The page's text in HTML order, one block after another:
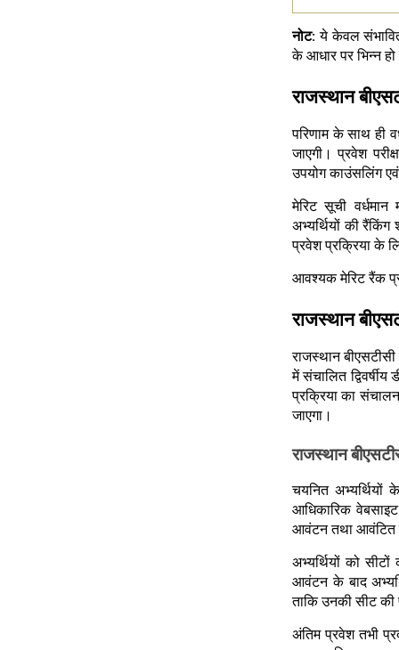
नोट: ये केवल
के आधार पर भिन्न
राजस्थान
परिणाम के साथ ही
जाएगी। प्रवेश
उपयोग काउंसलिंग
मेरिट सूची
अभ्यर्थियों की रैंकिंग
प्रवेश प्रक्रिया के
आवश्यक मेरिट रैंक
राजस्थान
राजस्थान बीएसटीसी
में संचालित
प्रक्रिया का संचालन
जाएगा।
राजस्थान
चयनित अभ्यर्थियों
आधिकारिक
आवंटन तथा आवंटित
अभ्यर्थियों को
आवंटन के बाद
ताकि उनकी सीट
अंतिम प्रवेश तभी